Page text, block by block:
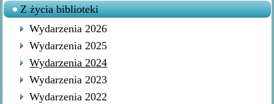
Z życia biblioteki
Wydarzenia 2026
Wydarzenia 2025
Wydarzenia 2024
Wydarzenia 2023
Wydarzenia 2022